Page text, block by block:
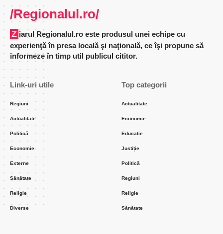
Afumățenii și-au comemorat eroii
Istoria se învață și se respectă La fel ca în fiecare an,
de Ziua Eroilor, administrația locală și cetățenii
comunei Afumați au cinstit memoria celor care au
luptat pentru reîntregirea neamului românesc, oferind
astfel dovadă de respect și prețuire tuturor celor care
și unită.
mai 30, 2023
Incarcat 2023/05/30 at 10:19 AM
Distribuie 4 Min Citire